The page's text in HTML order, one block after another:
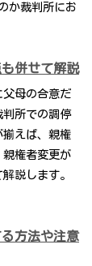
か裁判所にお
併せて解説
母の合意だ
判所での調停
えば、親権
権者変更が
説します。
方法や注意